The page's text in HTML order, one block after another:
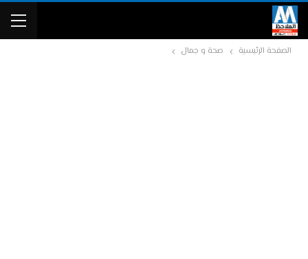
الصفحة الرئيسية صحة و جمال